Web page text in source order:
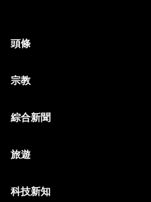
頭條
宗教
綜合新聞
旅遊
科技新知